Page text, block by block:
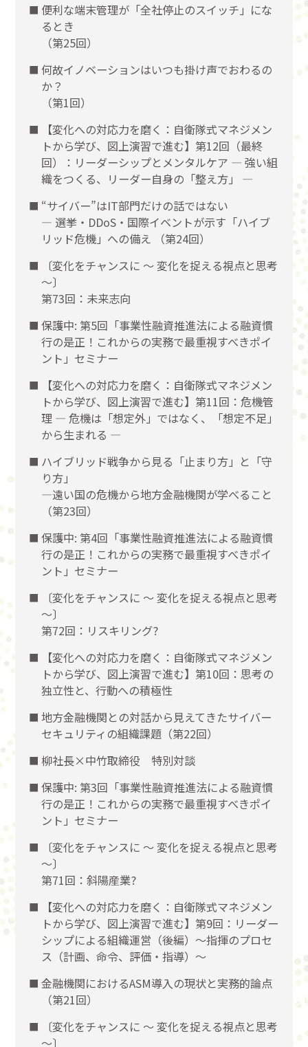
便利な端末管理が「全社停止のスイッチ」にな
るとき
（第25回）
何故イノベーションはいつも掛け声でおわるの
か？
（第1回）
【変化への対応力を磨く：自衛隊式マネジメン
トから学び、図上演習で進む】第12回（最終
回）：リーダーシップとメンタルケア ― 強い組
織をつくる、リーダー自身の「整え方」 ―
“サイバー”はIT部門だけの話ではない
― 選挙・DDoS・国際イベントが示す「ハイブ
リッド危機」への備え （第24回）
〔変化をチャンスに 〜 変化を捉える視点と思考
〜〕
第73回：未来志向
保護中: 第5回「事業性融資推進法による融資慣
行の是正！これからの実務で最重視すべきポイ
ント」セミナー
【変化への対応力を磨く：自衛隊式マネジメン
トから学び、図上演習で進む】第11回：危機管
理 ― 危機は「想定外」ではなく、「想定不足」
から生まれる ―
ハイブリッド戦争から見る「止まり方」と「守
り方」
―遠い国の危機から地方金融機関が学べること
（第23回）
保護中: 第4回「事業性融資推進法による融資慣
行の是正！これからの実務で最重視すべきポイ
ント」セミナー
〔変化をチャンスに 〜 変化を捉える視点と思考
〜〕
第72回：リスキリング?
【変化への対応力を磨く：自衛隊式マネジメン
トから学び、図上演習で進む】第10回：思考の
独立性と、行動への積極性
地方金融機関との対話から見えてきたサイバー
セキュリティの組織課題（第22回）
柳社長×中竹取締役 特別対談
保護中: 第3回「事業性融資推進法による融資慣
行の是正！これからの実務で最重視すべきポイ
ント」セミナー
〔変化をチャンスに 〜 変化を捉える視点と思考
〜〕
第71回：斜陽産業?
【変化への対応力を磨く：自衛隊式マネジメン
トから学び、図上演習で進む】第9回：リーダー
シップによる組織運営（後編）〜指揮のプロセ
ス（計画、命令、評価・指導）〜
金融機関におけるASM導入の現状と実務的論点
（第21回）
〔変化をチャンスに 〜 変化を捉える視点と思考
〜〕